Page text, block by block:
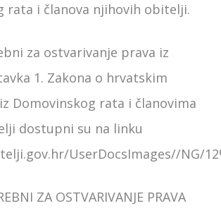
rata i članova njihovih obitelji.
za ostvarivanje prava iz
1. Zakona o hrvatskim
Domovinskog rata i članovima
dostupni su na linku
UserDocsImages//NG/
ZA OSTVARIVANJE PRAVA